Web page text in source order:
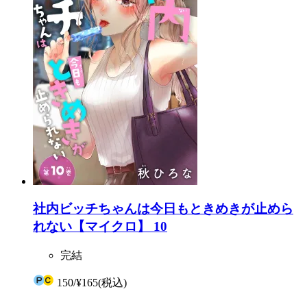
社内ビッチちゃんは今日もときめきが止めら
れない【マイクロ】 10
完結
150/¥165(税込)